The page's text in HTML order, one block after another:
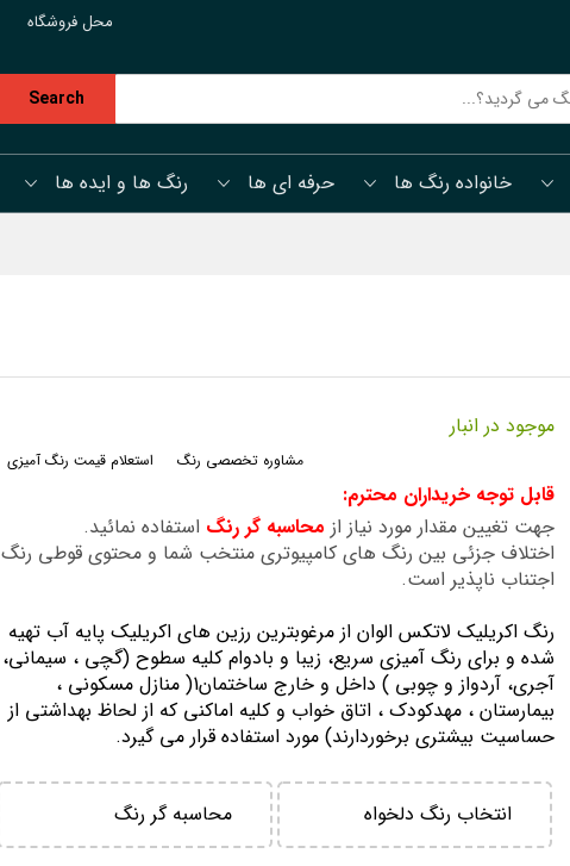
محل فروشگاه
Search
خانواده رنگ ها حرفه ای ها رنگ ها و ایده ها
موجود در انبار
استعلام قیمت رنگ آمیزی مشاوره تخصصی رنگ
قابل توجه خریداران محترم:
جهت تغیین مقدار مورد نیاز از محاسبه گر رنگ استفاده نمائید.
اختلاف جزئی بین رنگ های کامپیوتری منتخب شما و محتوی قوطی رنگ
اجتناب ناپذیر است.
رنگ اكريليك لاتكس الوان از مرغوبترين رزين هاي اكريليك پايه آب تهيه
شده و برای رنگ آمیزی سریع، زیبا و بادوام کلیه سطوح (گچی ، سیمانی،
آجری، آردواز و چوبی ) داخل و خارج ساختمان1( منازل مسكوني ،
بيمارستان ، مهدكودك ، اتاق خواب و كليه اماكني كه از لحاظ بهداشتي از
حساسيت بيشتري برخوردارند) مورد استفاده قرار می گیرد.
انتخاب رنگ دلخواه محاسبه گر رنگ